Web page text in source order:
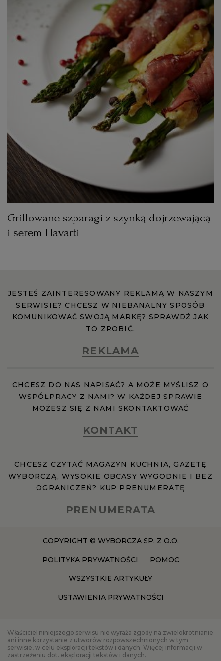
Grillowane szparagi z szynką dojrzewającą
i serem Havarti
JESTEŚ ZAINTERESOWANY REKLAMĄ W NASZYM
SERWISIE? CHCESZ W NIEBANALNY SPOSÓB
KOMUNIKOWAĆ SWOJĄ MARKĘ? SPRAWDŹ JAK
TO ZROBIĆ.
REKLAMA
CHCESZ DO NAS NAPISAĆ? A MOŻE MYŚLISZ O
WSPÓŁPRACY Z NAMI? W KAŻDEJ SPRAWIE
MOŻESZ SIĘ Z NAMI SKONTAKTOWAĆ
KONTAKT
CHCESZ CZYTAĆ MAGAZYN KUCHNIA, GAZETĘ
WYBORCZĄ, WYSOKIE OBCASY WYGODNIE I BEZ
OGRANICZEŃ? KUP PRENUMERATĘ
PRENUMERATA
COPYRIGHT © WYBORCZA SP. Z O.O.
POLITYKA PRYWATNOŚCI POMOC
WSZYSTKIE ARTYKUŁY
USTAWIENIA PRYWATNOŚCI
Właściciel niniejszego serwisu nie wyraża zgody na zwielokrotnianie
ani inne korzystanie z utworów rozpowszechnionych w tym
serwisie, w celu eksploracji tekstów i danych. Więcej informacji w
zastrzeżeniu dot. eksploracji tekstów i danych.